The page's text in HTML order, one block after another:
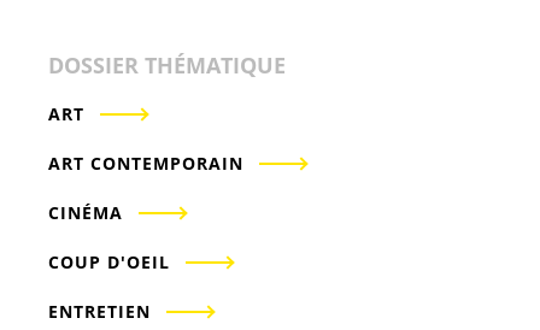
DOSSIER THÉMATIQUE
ART
ART CONTEMPORAIN
CINÉMA
COUP D'OEIL
ENTRETIEN